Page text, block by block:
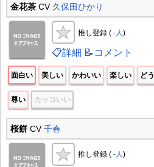
金花茶CV 久保田ひかり
推し登録 ( -人 )
📋詳細 📝コメント
面白い 美しい かわいい 楽しい ど
尊い カッコいい
桜餅CV千春
推し登録 ( -人)